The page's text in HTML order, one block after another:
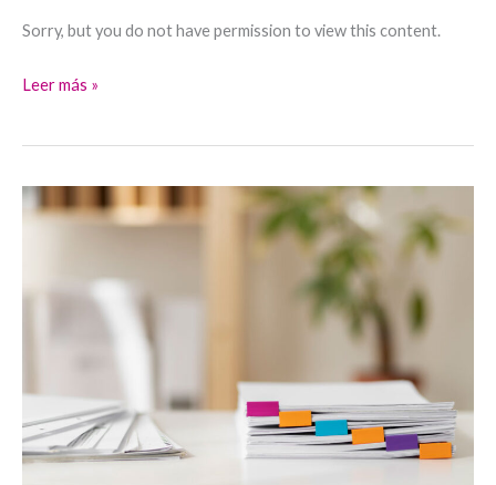
Sorry, but you do not have permission to view this content.
Leer más »
BLOQUE
DE